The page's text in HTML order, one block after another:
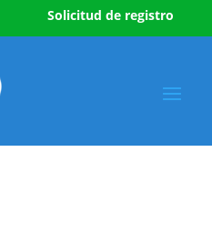
Solicitud de registro